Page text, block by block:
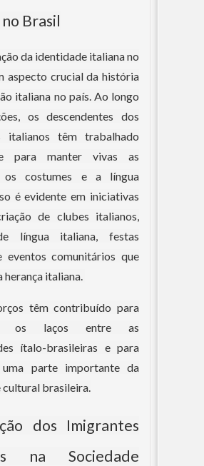
Brasil
da identidade italiana no
aspecto crucial da história
italiana no país. Ao longo
os descendentes dos
italianos têm trabalhado
para manter vivas as
os costumes e a língua
é evidente em iniciativas
de clubes italianos,
língua italiana, festas
eventos comunitários que
herança italiana.
têm contribuído para
os laços entre as
ítalo-brasileiras e para
uma parte importante da
cultural brasileira.
dos Imigrantes
na Sociedade